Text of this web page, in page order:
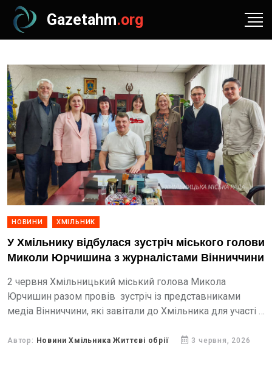
Gazetahm.org
НОВИНИ ХМІЛЬНИК
У Хмільнику відбулася зустріч міського голови
Миколи Юрчишина з журналістами Вінниччини
2 червня Хмільницький міський голова Микола
Юрчишин разом провів зустріч із представниками
медіа Вінниччини, які завітали до Хмільника для участі в
Автор: Новини Хмільника Життєві обрії 3 червня, 2026